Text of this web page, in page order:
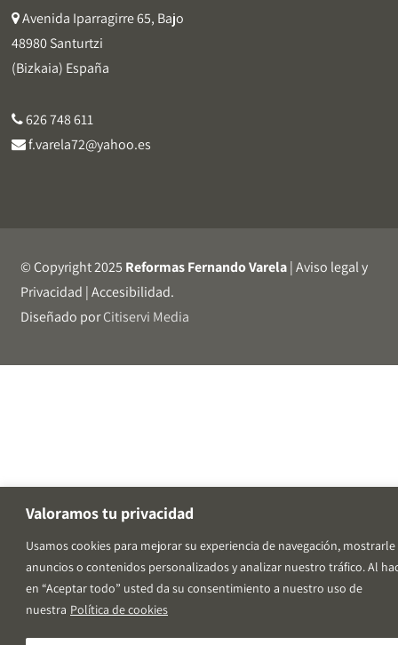
Valoramos tu privacidad
Usamos cookies para mejorar su experiencia de navegación, mostrarle
anuncios o contenidos personalizados y analizar nuestro tráfico. Al
en “Aceptar todo” usted da su consentimiento a nuestro uso de
nuestra Política de cookies
Avenida Iparragirre 65, Bajo
48980 Santurtzi
(Bizkaia) España
626 748 611
f.varela72@yahoo.es
© Copyright 2025 Reformas Fernando Varela|Aviso legal y
Privacidad |Accesibilidad.
Diseñado porCitiservi Media